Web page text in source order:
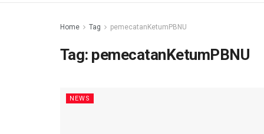
Home Tag pemecatanKetumPBNU
Tag: pemecatanKetumPBNU
NEWS